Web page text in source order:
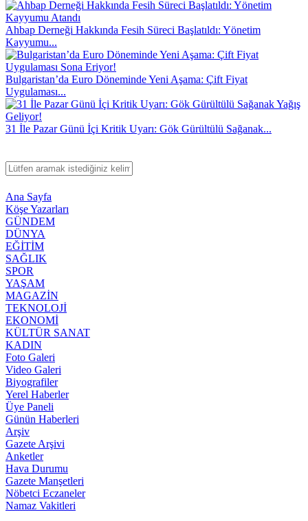
Ahbap Derneği Hakkında Fesih Süreci Başlatıldı: Yönetim
Kayyumu...
Bulgaristan’da Euro Döneminde Yeni Aşama: Çift Fiyat
Uygulaması...
31 İle Pazar Günü İçi Kritik Uyarı: Gök Gürültülü Sağanak...
Ana Sayfa
Köşe Yazarları
GÜNDEM
DÜNYA
EĞİTİM
SAĞLIK
SPOR
YAŞAM
MAGAZİN
TEKNOLOJİ
EKONOMİ
KÜLTÜR SANAT
KADIN
Foto Galeri
Video Galeri
Biyografiler
Yerel Haberler
Üye Paneli
Günün Haberleri
Arşiv
Gazete Arşivi
Anketler
Hava Durumu
Gazete Manşetleri
Nöbetci Eczaneler
Namaz Vakitleri